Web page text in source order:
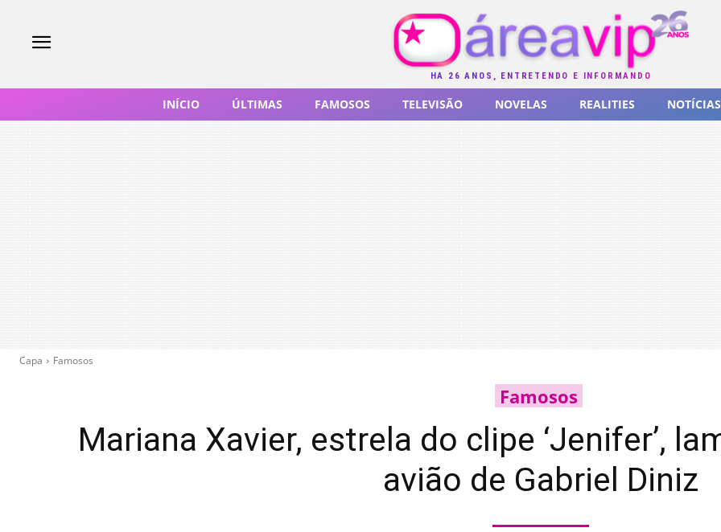
HÁ 26 ANOS, ENTRETENDO E INFORMANDO
INÍCIO ÚLTIMAS FAMOSOS TELEVISÃO NOVELAS REALITIES NOTÍCIAS
Capa Famosos
Famosos
Mariana Xavier, estrela do clipe ‘Jenifer’,
avião de Gabriel Diniz